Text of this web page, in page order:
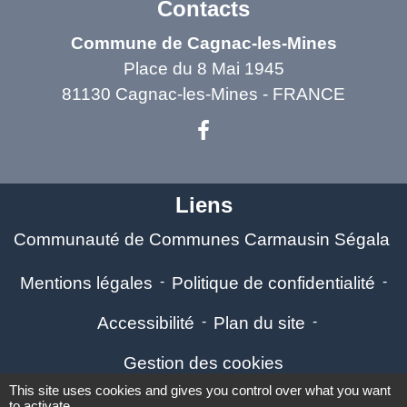
Contacts
Commune de Cagnac-les-Mines
Place du 8 Mai 1945
81130 Cagnac-les-Mines - FRANCE
Liens
Communauté de Communes Carmausin Ségala
Mentions légales - Politique de confidentialité -
Accessibilité - Plan du site -
Gestion des cookies
This site uses cookies and gives you control over what you want